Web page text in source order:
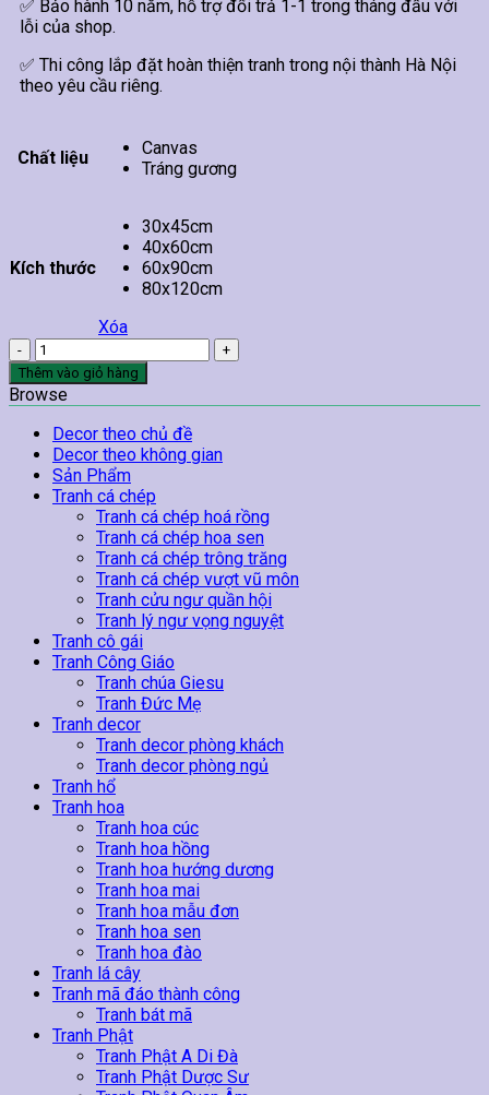
✅ Bảo hành 10 năm, hỗ trợ đổi trả 1-1 trong tháng đầu với
lỗi của shop.
✅ Thi công lắp đặt hoàn thiện tranh trong nội thành Hà Nội
theo yêu cầu riêng.
Chất liệu
Canvas
Tráng gương
Kích thước
30x45cm
40x60cm
60x90cm
80x120cm
Xóa
Tranh
Cô
Gái
Treo
Tường
35
số
lượng
Thêm vào giỏ hàng
Browse
Decor theo chủ đề
Decor theo không gian
Sản Phẩm
Tranh cá chép
Tranh cá chép hoá rồng
Tranh cá chép hoa sen
Tranh cá chép trông trăng
Tranh cá chép vượt vũ môn
Tranh cửu ngư quần hội
Tranh lý ngư vọng nguyệt
Tranh cô gái
Tranh Công Giáo
Tranh chúa Giesu
Tranh Đức Mẹ
Tranh decor
Tranh decor phòng khách
Tranh decor phòng ngủ
Tranh hổ
Tranh hoa
Tranh hoa cúc
Tranh hoa hồng
Tranh hoa hướng dương
Tranh hoa mai
Tranh hoa mẫu đơn
Tranh hoa sen
Tranh hoa đào
Tranh lá cây
Tranh mã đáo thành công
Tranh bát mã
Tranh Phật
Tranh Phật A Di Đà
Tranh Phật Dược Sư